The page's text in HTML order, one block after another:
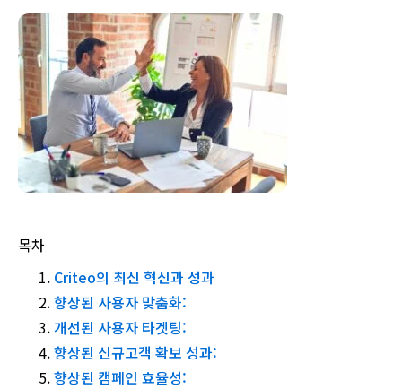
목차
Criteo의 최신 혁신과 성과
향상된 사용자 맞춤화:
개선된 사용자 타겟팅:
향상된 신규고객 확보 성과:
향상된 캠페인 효율성: